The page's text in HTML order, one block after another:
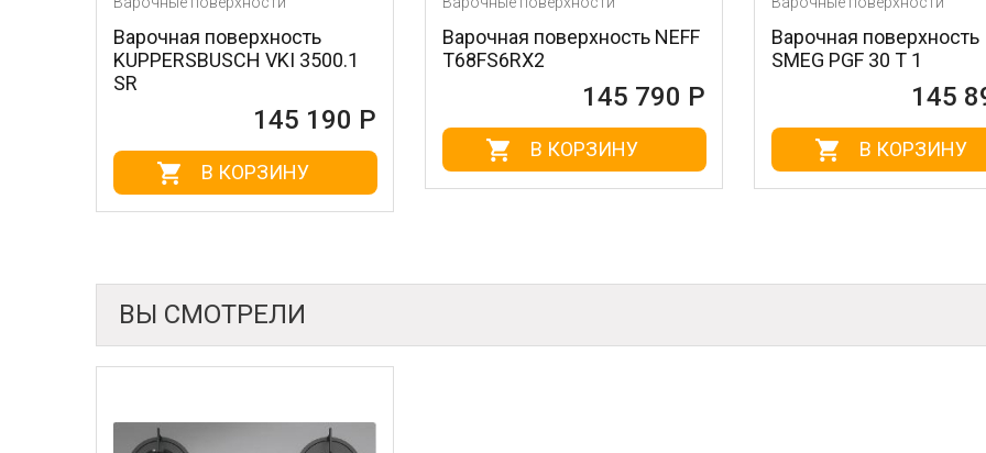
Варочная поверхность
KUPPERSBUSCH VKI 3500.1
145 190 Р
В КОРЗИНУ
Варочная поверхность NEFF
T68FS6RX2
145 790 Р
В КОРЗИНУ
Варочная поверхность
SMEG PGF 30 T 1
145 890 Р
В КОРЗИНУ
ВЫ СМОТРЕЛИ